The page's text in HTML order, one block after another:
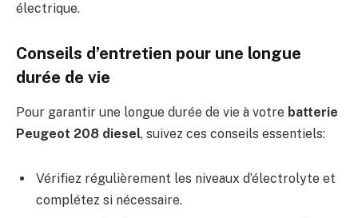
électrique.
Conseils d’entretien pour une longue
durée de vie
Pour garantir une longue durée de vie à votre batterie
Peugeot 208 diesel, suivez ces conseils essentiels:
Vérifiez régulièrement les niveaux d’électrolyte et
complétez si nécessaire.